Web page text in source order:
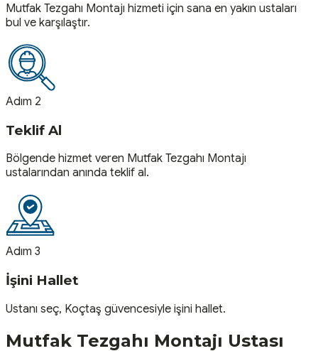
Mutfak Tezgahı Montajı hizmeti için sana en yakın ustaları
bul ve karşılaştır.
Adım 2
Teklif Al
Bölgende hizmet veren Mutfak Tezgahı Montajı
ustalarından anında teklif al.
Adım 3
İşini Hallet
Ustanı seç, Koçtaş güvencesiyle işini hallet.
Mutfak Tezgahı Montajı Ustası